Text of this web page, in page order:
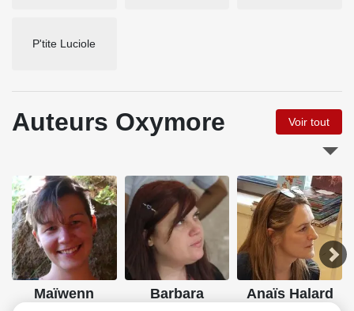
P'tite Luciole
Auteurs Oxymore Voir tout
Maïwenn
Barbara
Anaïs Halard